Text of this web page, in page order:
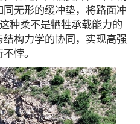
无形的缓冲垫，将路面冲
柔不是牺牲承载能力的
构力学的协同，实现高强
悖。